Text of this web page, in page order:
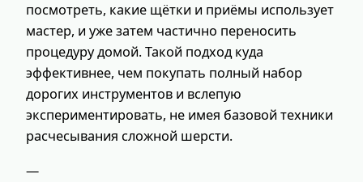
посмотреть, какие щётки и приёмы использует
мастер, и уже затем частично переносить
процедуру домой. Такой подход куда
эффективнее, чем покупать полный набор
дорогих инструментов и вслепую
экспериментировать, не имея базовой техники
расчесывания сложной шерсти.
—